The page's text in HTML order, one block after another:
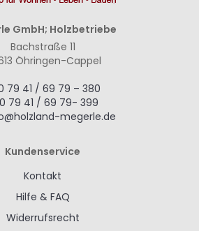
GmbH; Holzbetriebe
Bachstraße 11
Öhringen-Cappel
79 41 / 69 79 – 380
0 79 41 / 69 79- 399
megerle.de
Kundenservice
Kontakt
Hilfe & FAQ
Widerrufsrecht